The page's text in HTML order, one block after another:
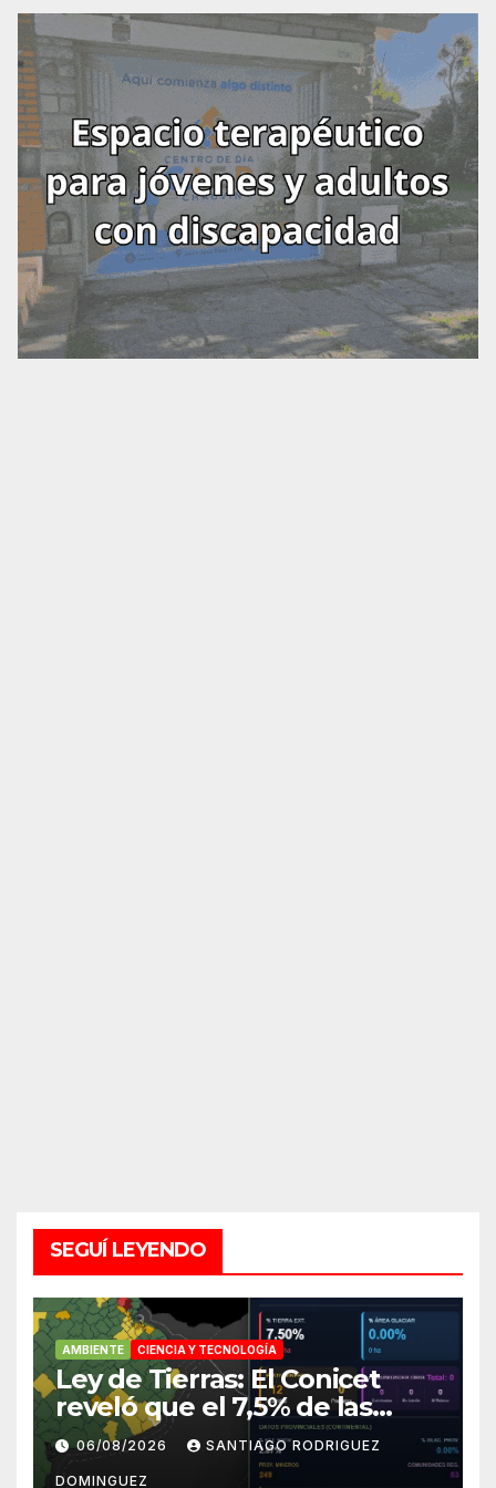
SEGUÍ LEYENDO
AMBIENTE CIENCIA Y TECNOLOGÍA
Ley de Tierras: El Conicet
reveló que el 7,5% de las
tierras rurales de Mar del
Plata pertenecen a
06/08/2026 SANTIAGO RODRIGUEZ
DOMINGUEZ